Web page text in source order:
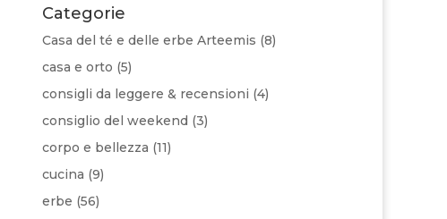
Categorie
Casa del té e delle erbe Arteemis (8)
casa e orto (5)
consigli da leggere & recensioni (4)
consiglio del weekend (3)
corpo e bellezza (11)
cucina (9)
erbe (56)